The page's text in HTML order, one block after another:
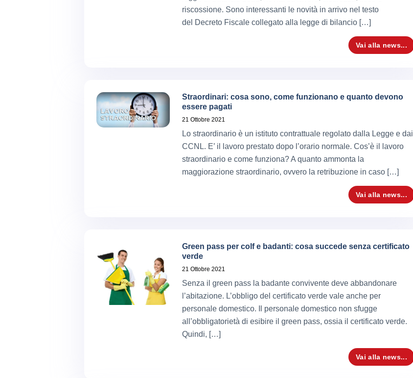
riscossione. Sono interessanti le novità in arrivo nel testo
del Decreto Fiscale collegato alla legge di bilancio […]
Vai alla news...
Straordinari: cosa sono, come funzionano e quanto devono
essere pagati
21 Ottobre 2021
Lo straordinario è un istituto contrattuale regolato dalla Legge e dai
CCNL. E’ il lavoro prestato dopo l’orario normale. Cos’è il lavoro
straordinario e come funziona? A quanto ammonta la
maggiorazione straordinario, ovvero la retribuzione in caso […]
Vai alla news...
Green pass per colf e badanti: cosa succede senza certificato
verde
21 Ottobre 2021
Senza il green pass la badante convivente deve abbandonare
l’abitazione. L’obbligo del certificato verde vale anche per
personale domestico. Il personale domestico non sfugge
all’obbligatorietà di esibire il green pass, ossia il certificato verde.
Quindi, […]
Vai alla news...